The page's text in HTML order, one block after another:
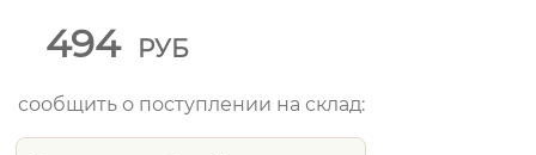
494 РУБ
сообщить о поступлении на склад: